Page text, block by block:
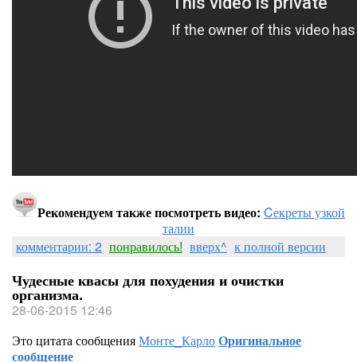
Рекомендуем также посмотреть видео: Cекреты узкой
талии
комментарии: 2 понравилось! вверх^ к полной версии
Чудесные квасы для похудения и очистки
организма.
28-06-2015 12:46
Это цитата сообщенияМонте_КарлоОригинальное
сообщение